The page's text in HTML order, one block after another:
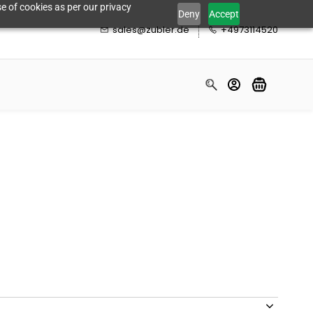
of cookies as per our privacy
Deny Accept
sales@zubler.de +4973114520